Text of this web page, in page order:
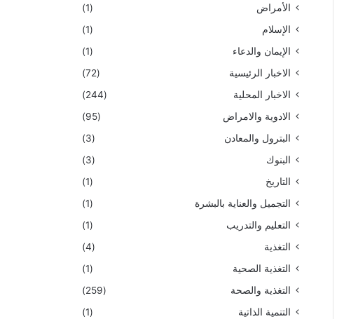
الأمراض
(1)
الإسلام
(1)
الإيمان والدعاء
(1)
الاخبار الرئيسية
(72)
الاخبار المحلية
(244)
الادوية والامراض
(95)
البترول والمعادن
(3)
البنوك
(3)
التاريخ
(1)
التجميل والعناية بالبشرة
(1)
التعليم والتدريب
(1)
التغذية
(4)
التغذية الصحية
(1)
التغذية والصحة
(259)
التنمية الذاتية
(1)